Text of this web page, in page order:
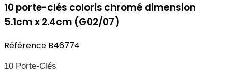
10 porte-clés coloris chromé dimension
5.1cm x 2.4cm (G02/07)
Référence B46774
10 Porte-Clés